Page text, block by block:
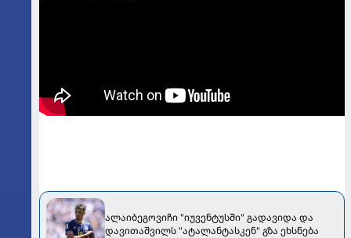
ალაიბეგოვიჩი "იუვენტუსში" გადავიდა და
დავითაშვილს "ატალანტასკენ" გზა ეხსნება